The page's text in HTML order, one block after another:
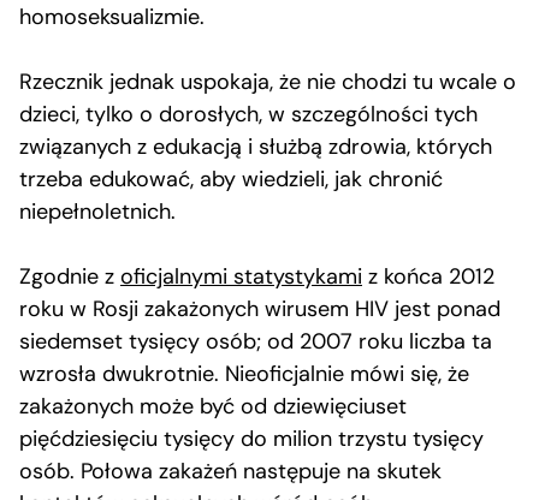
homoseksualizmie.
Rzecznik jednak uspokaja, że nie chodzi tu wcale o
dzieci, tylko o dorosłych, w szczególności tych
związanych z edukacją i służbą zdrowia, których
trzeba edukować, aby wiedzieli, jak chronić
niepełnoletnich.
Zgodnie z oficjalnymi statystykami z końca 2012
roku w Rosji zakażonych wirusem HIV jest ponad
siedemset tysięcy osób; od 2007 roku liczba ta
wzrosła dwukrotnie. Nieoficjalnie mówi się, że
zakażonych może być od dziewięciuset
pięćdziesięciu tysięcy do milion trzystu tysięcy
osób. Połowa zakażeń następuje na skutek